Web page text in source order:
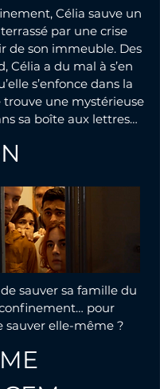
Célia sauve un
par une crise
de son immeuble. Des
Célia a du mal à s’en
s’enfonce dans la
trouve une mystérieuse
sa boîte aux lettres…
sauver sa famille du
pour
sauver elle-même ?